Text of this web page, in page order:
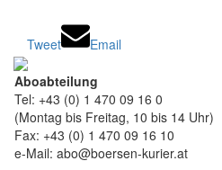
Tweet Email
Aboabteilung
Tel: +43 (0) 1 470 09 16 0
(Montag bis Freitag, 10 bis 14 Uhr)
Fax: +43 (0) 1 470 09 16 10
e-Mail: abo@boersen-kurier.at